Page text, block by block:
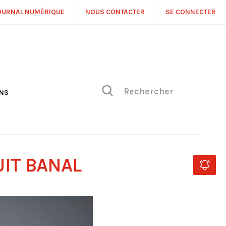
NUMÉRIQUE NOUS CONTACTER SE CONNECTER
BANAL